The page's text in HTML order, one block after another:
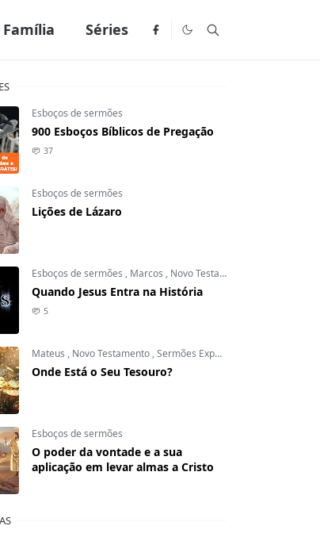
Família Séries
Esboços de sermões
900 Esboços Bíblicos de Pregação
37
Esboços de sermões
Lições de Lázaro
Esboços de sermões , Marcos , Novo Testamento
Quando Jesus Entra na História
5
Mateus , Novo Testamento ,Sermões Expositivos
Onde Está o Seu Tesouro?
Esboços de sermões
O poder da vontade e a sua
aplicação em levar almas a Cristo